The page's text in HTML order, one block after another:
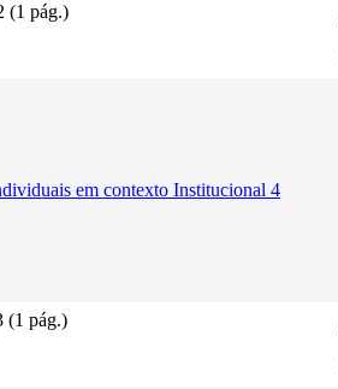
(1 pág.)
em contexto Institucional 4
(1 pág.)